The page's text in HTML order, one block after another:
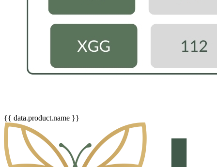
{{ data.product.name }}